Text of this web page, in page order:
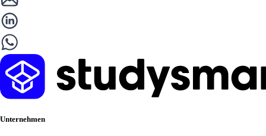
Unternehmen